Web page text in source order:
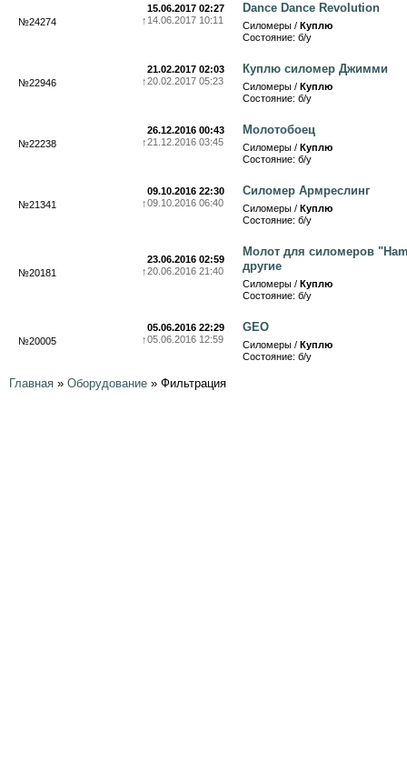
№24274
15.06.2017 02:27
↑ 14.06.2017 10:11
Dance Dance Revolution
Силомеры / Куплю
Состояние: б/у
№22946
21.02.2017 02:03
↑20.02.2017 05:23
Куплю силомер Джимми
Силомеры / Куплю
Состояние: б/у
№22238
26.12.2016 00:43
↑21.12.2016 03:45
Молотобоец
Силомеры / Куплю
Состояние: б/у
№21341
09.10.2016 22:30
↑09.10.2016 06:40
Силомер Армреслинг
Силомеры / Куплю
Состояние: б/у
№20181
23.06.2016 02:59
↑20.06.2016 21:40
Молот для силомеров
другие
Силомеры / Куплю
Состояние: б/у
№20005
05.06.2016 22:29
↑05.06.2016 12:59
GEO
Силомеры / Куплю
Состояние: б/у
Главная » Оборудование » Фильтрация